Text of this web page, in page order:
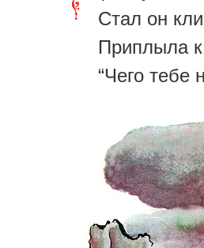
Стал он
Приплыла
“Чего тебе